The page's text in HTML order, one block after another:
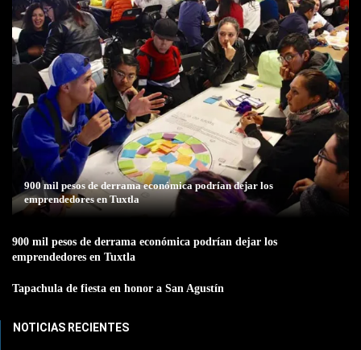
900 mil pesos de derrama económica podrían dejar los
emprendedores en Tuxtla
900 mil pesos de derrama económica podrían dejar los
emprendedores en Tuxtla
Tapachula de fiesta en honor a San Agustín
NOTICIAS RECIENTES